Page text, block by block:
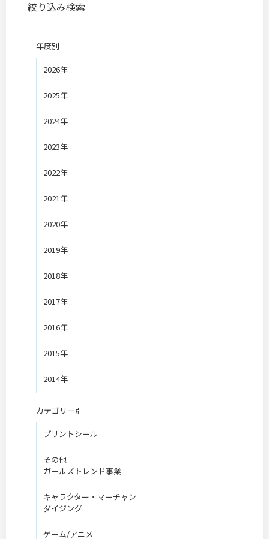
絞り込み検索
年度別
2026年
2025年
2024年
2023年
2022年
2021年
2020年
2019年
2018年
2017年
2016年
2015年
2014年
カテゴリー別
プリントシール
その他
ガールズトレンド事業
キャラクター・マーチャン
ダイジング
ゲーム/アニメ